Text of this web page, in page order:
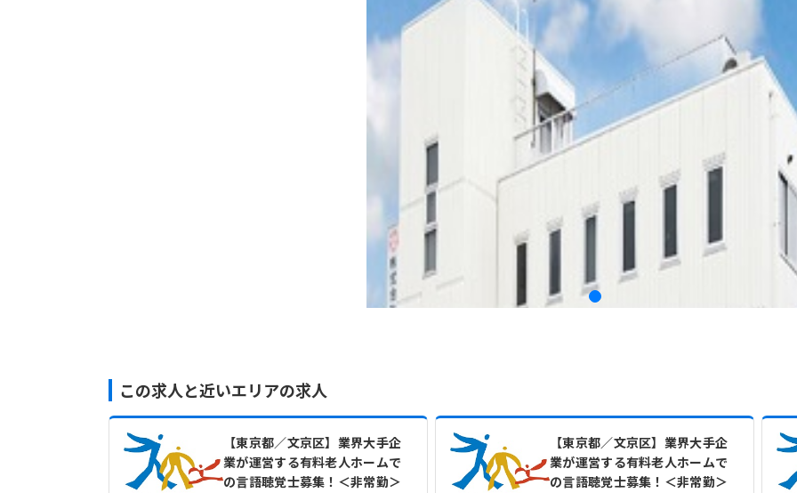
この求人と近いエリアの求人
【東京都／文京区】業界大手企
業が運営する有料老人ホームで
の言語聴覚士募集！＜非常勤＞
【東京都／文京区】業界大手企
業が運営する有料老人ホームで
の言語聴覚士募集！＜非常勤＞